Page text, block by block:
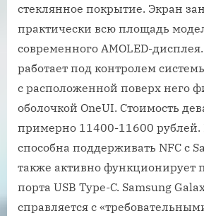
стеклянное покрытие. Экран
практически всю площадь
современного AMOLED-
работает под контролем
с расположенной поверх него
оболочкой OneUI. Стоимость
примерно 11400-11600 рублей.
способна поддерживать NFC с
также активно функционирует
порта USB Type-C. Samsung
справляется с